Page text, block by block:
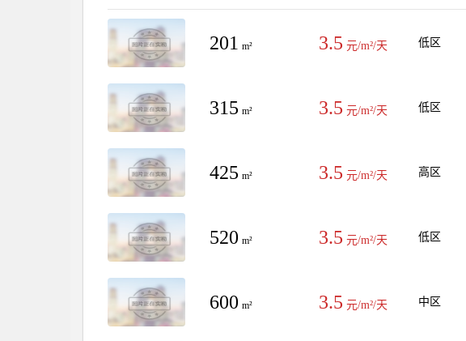
201 m² 3.5 元/m²/天 低区
315 m² 3.5 元/m²/天 低区
425 m² 3.5 元/m²/天 高区
520 m² 3.5 元/m²/天 低区
600 m² 3.5 元/m²/天 中区